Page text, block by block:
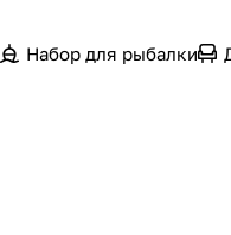
Набор для рыбалки